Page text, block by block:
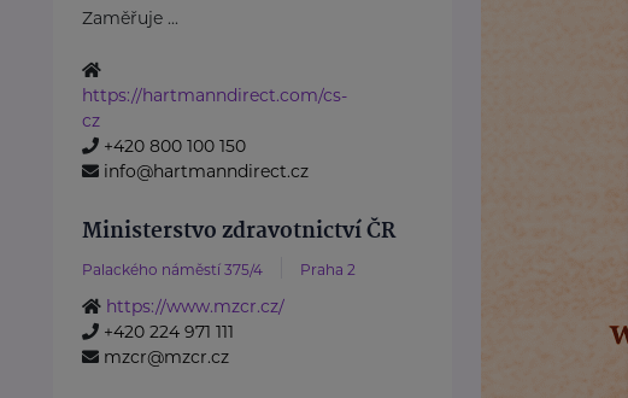
Zaměřuje ...
https://hartmanndirect.com/cs-
cz
+420 800 100 150
info@hartmanndirect.cz
Ministerstvo zdravotnictví ČR
Palackého náměstí 375/4 Praha 2
https://www.mzcr.cz/
+420 224 971 111
mzcr@mzcr.cz